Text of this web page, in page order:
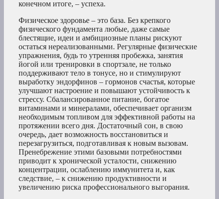
конечном итоге, – успеха.
Физическое здоровье – это база. Без крепкого
физического фундамента любые, даже самые
блестящие, идеи и амбициозные планы рискуют
остаться нереализованными. Регулярные физические
упражнения, будь то утренняя пробежка, занятия
йогой или тренировки в спортзале, не только
поддерживают тело в тонусе, но и стимулируют
выработку эндорфинов – гормонов счастья, которые
улучшают настроение и повышают устойчивость к
стрессу. Сбалансированное питание, богатое
витаминами и минералами, обеспечивает организм
необходимым топливом для эффективной работы на
протяжении всего дня. Достаточный сон, в свою
очередь, дает возможность восстановиться и
перезагрузиться, подготавливая к новым вызовам.
Пренебрежение этими базовыми потребностями
приводит к хронической усталости, снижению
концентрации, ослаблению иммунитета и, как
следствие, – к снижению продуктивности и
увеличению риска профессионального выгорания.